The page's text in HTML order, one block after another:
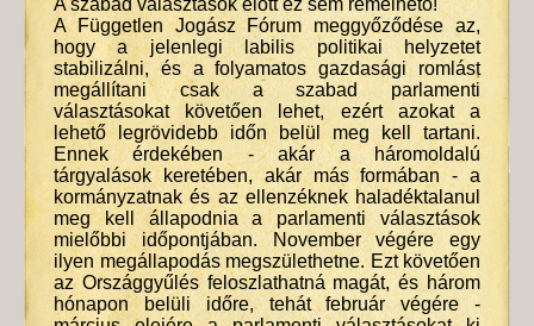
A szabad választások előtt ez sem remélhető!
A Független Jogász Fórum meggyőződése az,
hogy a jelenlegi labilis politikai helyzetet
stabilizálni, és a folyamatos gazdasági romlást
megállítani csak a szabad parlamenti
választásokat követően lehet, ezért azokat a
lehető legrövidebb időn belül meg kell tartani.
Ennek érdekében - akár a háromoldalú
tárgyalások keretében, akár más formában - a
kormányzatnak és az ellenzéknek haladéktalanul
meg kell állapodnia a parlamenti választások
mielőbbi időpontjában. November végére egy
ilyen megállapodás megszülethetne. Ezt követően
az Országgyűlés feloszlathatná magát, és három
hónapon belüli időre, tehát február végére -